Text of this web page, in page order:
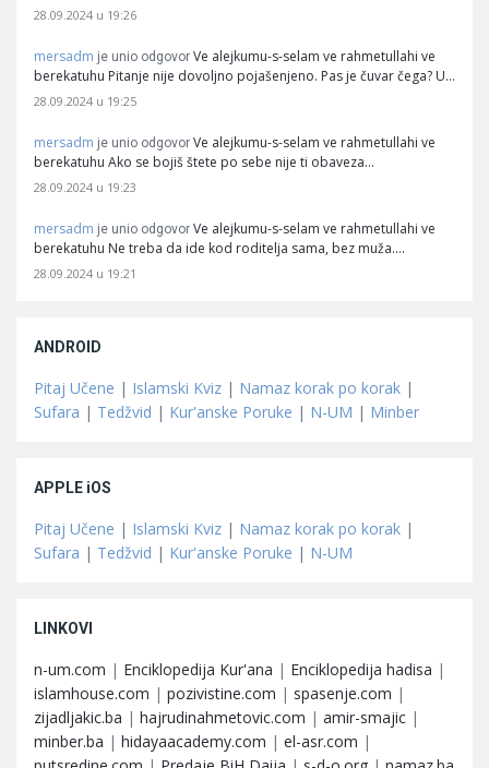
28.09.2024 u 19:26
mersadm je unio odgovor Ve alejkumu-s-selam ve rahmetullahi ve
berekatuhu Pitanje nije dovoljno pojašenjeno. Pas je čuvar čega? U…
28.09.2024 u 19:25
mersadm je unio odgovor Ve alejkumu-s-selam ve rahmetullahi ve
berekatuhu Ako se bojiš štete po sebe nije ti obaveza…
28.09.2024 u 19:23
mersadm je unio odgovor Ve alejkumu-s-selam ve rahmetullahi ve
berekatuhu Ne treba da ide kod roditelja sama, bez muža.…
28.09.2024 u 19:21
ANDROID
Pitaj Učene | Islamski Kviz | Namaz korak po korak |
Sufara | Tedžvid | Kur'anske Poruke | N-UM | Minber
APPLE iOS
Pitaj Učene | Islamski Kviz | Namaz korak po korak |
Sufara | Tedžvid | Kur'anske Poruke | N-UM
LINKOVI
n-um.com | Enciklopedija Kur'ana | Enciklopedija hadisa |
islamhouse.com | pozivistine.com | spasenje.com |
zijadljakic.ba | hajrudinahmetovic.com | amir-smajic |
minber.ba | hidayaacademy.com | el-asr.com |